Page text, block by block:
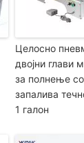
Целосно
двојни глави
за полнење со
запалива
1 галон